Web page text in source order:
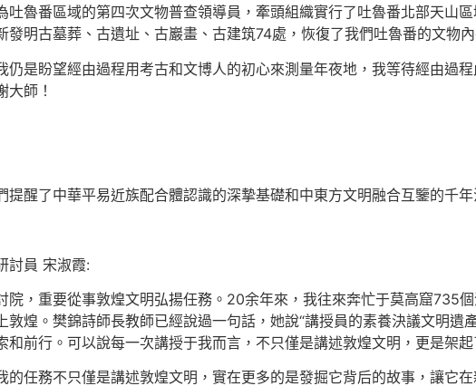
吐魯番區域的第四次文物普查領導員，牽頭組織實行了吐魯番北部天山
明古墓葬、古遺址、古巖畫、古建筑74處，恢復了我們吐魯番的文物內
仍是盼望經由過程用考古和文博人的初心來測量年夜地，我等待經由過
大師！
提醒了中華平易近族配合體認識的深摯基礎和中東方文明融合互鑒的千
討員 宋淑霞:
院，重要從事敦煌文明弘揚任務。20余年來，我往來奔忙于莫高窟735
煌。樊錦詩師長教師已經說過一句話，她說“講授員的素養決議文明遺
和前行。可以說每一次講授于我而言，不只僅是講述敦煌文明，更是架
的任務不只僅是講述敦煌文明，實在更多的是發掘它背后的故事，讓它